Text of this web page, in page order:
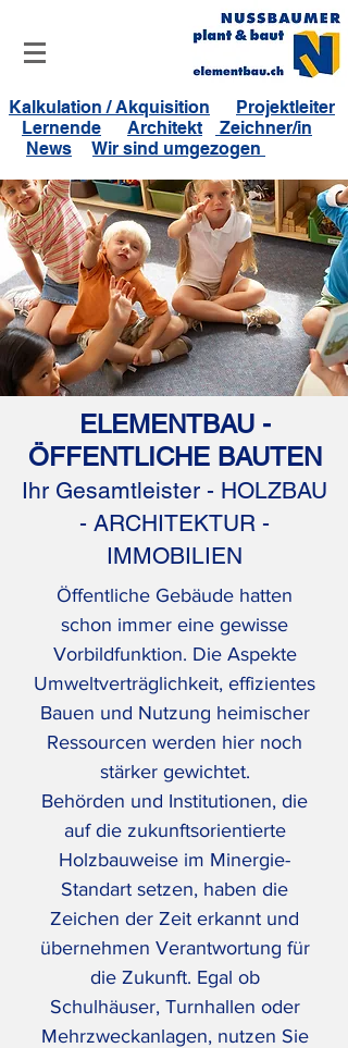
Kalkulation / Akquisition
Projektleiter
Lernende
Architekt
Zeichner/in
News
Wir sind umgezogen
ELEMENTBAU -
ÖFFENTLICHE BAUTEN
Ihr Gesamtleister - HOLZBAU
- ARCHITEKTUR -
IMMOBILIEN
Öffentliche Gebäude hatten
schon immer eine gewisse
Vorbildfunktion. Die Aspekte
Umweltverträglichkeit, effizientes
Bauen und Nutzung heimischer
Ressourcen werden hier noch
stärker gewichtet.
Behörden und Institutionen, die
auf die zukunftsorientierte
Holzbauweise im Minergie-
Standart setzen, haben die
Zeichen der Zeit erkannt und
übernehmen Verantwortung für
die Zukunft. Egal ob
Schulhäuser, Turnhallen oder
Mehrzweckanlagen, nutzen Sie